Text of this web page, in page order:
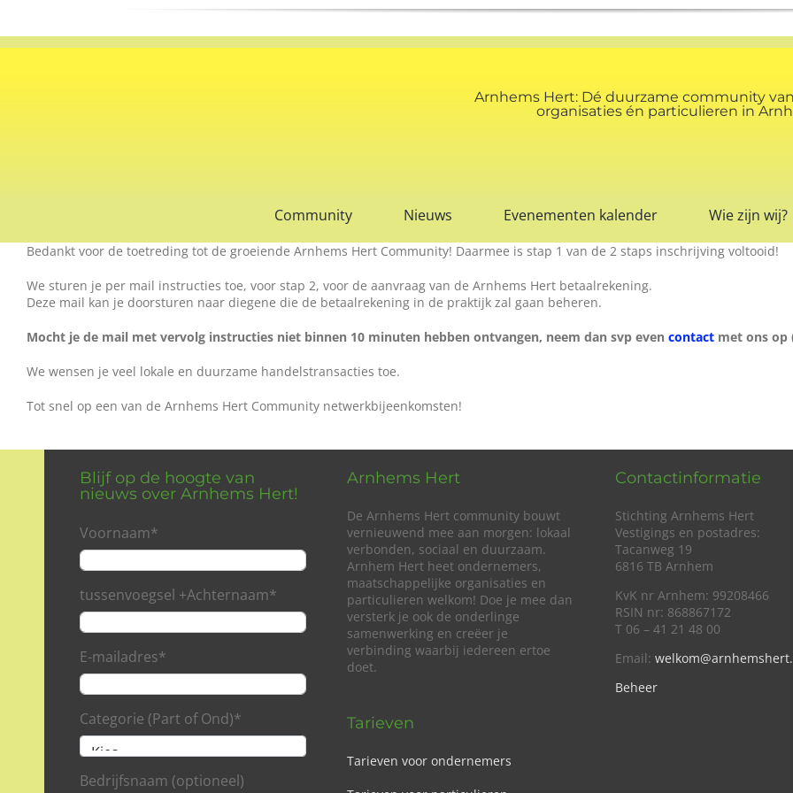
inhoud
Arnhems Hert: Dé duurzame community
organisaties én particulieren in
Community Nieuws Evenementen kalender Wie zijn wij?
Bedankt voor de toetreding tot de groeiende Arnhems Hert Community! Daarmee is stap 1 van de 2 staps inschrijving voltooid!
We sturen je per mail instructies toe, voor stap 2, voor de aanvraag van de Arnhems Hert betaalrekening.
Deze mail kan je doorsturen naar diegene die de betaalrekening in de praktijk zal gaan beheren.
Mocht je de mail met vervolg instructies niet binnen 10 minuten hebben ontvangen, neem dan svp even contactmet ons op
We wensen je veel lokale en duurzame handelstransacties toe.
Tot snel op een van de Arnhems Hert Community netwerkbijeenkomsten!
Blijf op de hoogte van
nieuws over Arnhems Hert!
Voornaam*
tussenvoegsel +Achternaam*
E-mailadres*
Categorie (Part of Ond)*
Bedrijfsnaam (optioneel)
Arnhems Hert
De Arnhems Hert community bouwt
vernieuwend mee aan morgen: lokaal
verbonden, sociaal en duurzaam.
Arnhem Hert heet ondernemers,
maatschappelijke organisaties en
particulieren welkom! Doe je mee dan
versterk je ook de onderlinge
samenwerking en creëer je
verbinding waarbij iedereen ertoe
doet.
Tarieven
Tarieven voor ondernemers
Contactinformatie
Stichting Arnhems Hert
Vestigings en postadres:
Tacanweg 19
6816 TB Arnhem
KvK nr Arnhem: 99208466
RSIN nr: 868867172
T 06 – 41 21 48 00
Email:
Beheer